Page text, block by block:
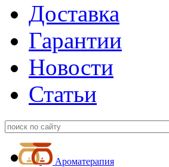
Доставка
Гарантии
Новости
Статьи
Ароматерапия